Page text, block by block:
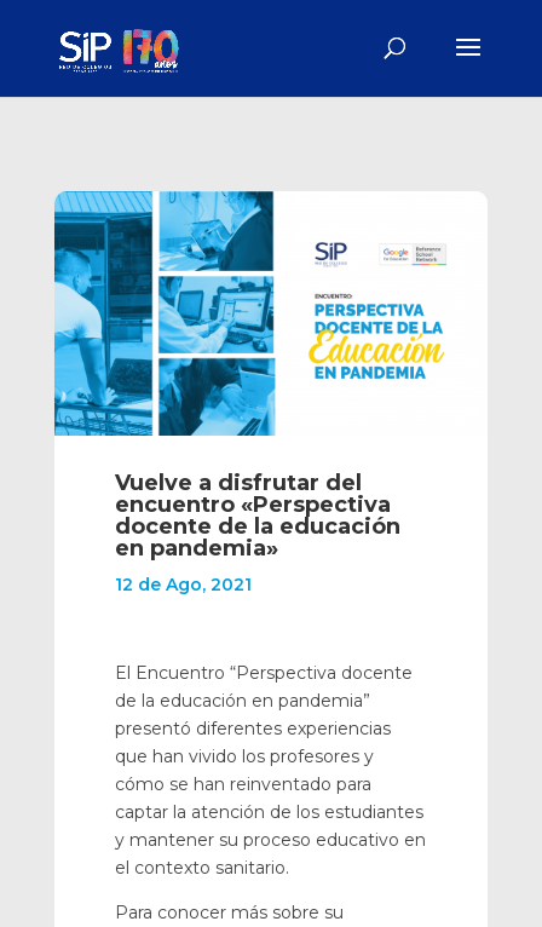
Vuelve a disfrutar del
encuentro «Perspectiva
docente de la educación
en pandemia»
12 de Ago, 2021
El Encuentro “Perspectiva docente
de la educación en pandemia”
presentó diferentes experiencias
que han vivido los profesores y
cómo se han reinventado para
captar la atención de los estudiantes
y mantener su proceso educativo en
el contexto sanitario.
Para conocer más sobre su